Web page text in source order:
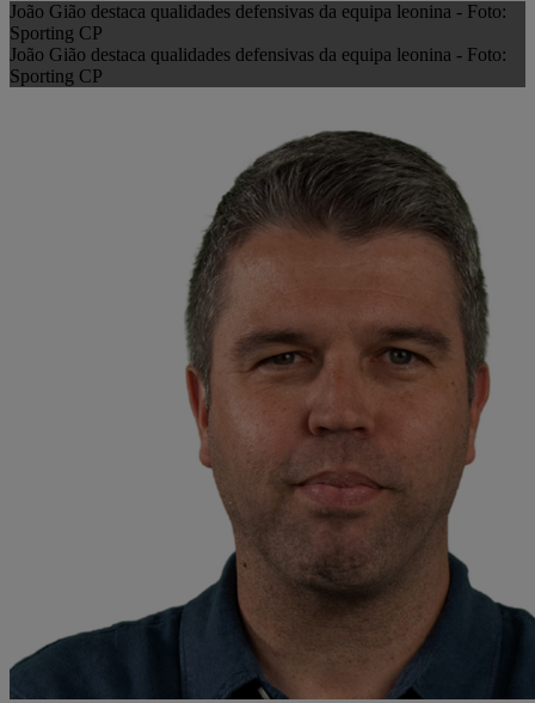
João Gião destaca qualidades defensivas da equipa leonina - Foto:
Sporting CP
João Gião destaca qualidades defensivas da equipa leonina - Foto:
Sporting CP